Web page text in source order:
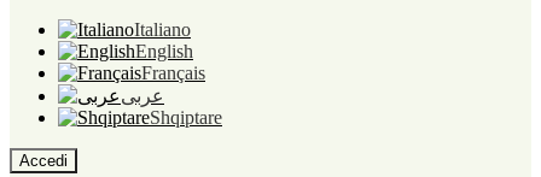
Italiano
English
Français
عربى
Shqiptare
Accedi